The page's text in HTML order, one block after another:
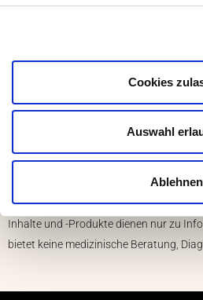
Cookies
Auswahl
Ablehnen
Menü
Wissenschaftlicher Beirat
© 2025 Medumio. Alle Rechte
Inhalte und -Produkte dienen nur zu
bietet keine medizinische Beratung,